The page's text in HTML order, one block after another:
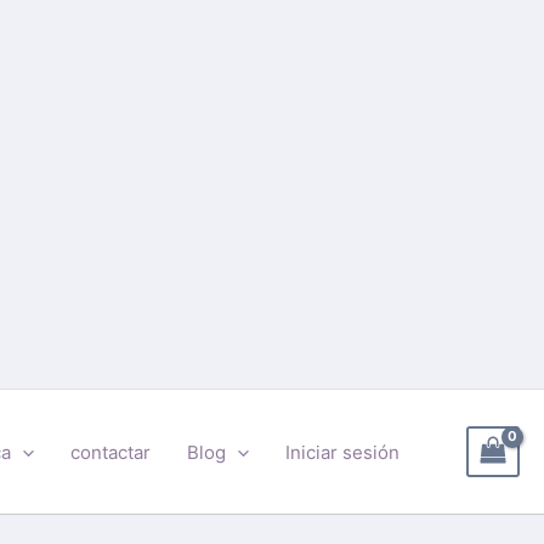
contactar Blog Iniciar sesión